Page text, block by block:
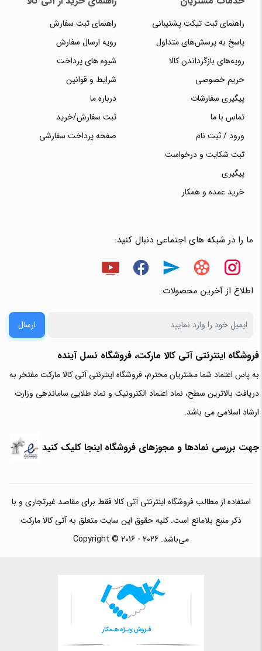
راهنمای ثبت تیکت پشتیبانی
پاسخ به پرسش‌های متداول
رویه‌های بازگرداندن کالا
حریم خصوصی
پیگیری سفارشات
تماس با ما
ورود / ثبت نام
ثبت شکایت و درخواست
پیگیری
خرید عمده و همکار
راهنمای ثبت سفارش
رویه ارسال سفارش
شیوه های پرداخت
شرایط و قوانین
درباره ما
ثبت سفارش/خرید
صفحه پرداخت سفارشی
ما را در شبکه های اجتماعی دنبال کنید:
اطلاع از آخرین محصولات:
ارسال
فروشگاه اینترنتی آتی‌ کالا مارکت، فروشگاه نسل آینده
به پاس اعتماد شما مشتریان محترم، فروشگاه اینترنتی آتی کالا مارکت مفتخر به
دریافت بالاترین سطح، نماد اعتماد الکترونیک و نماد طلایی ساماندهی وزارت
ارشاد اسلامی می باشد.
جهت بررسی نمادها و مجوزهای فروشگاه اینجا کلیک کنید
استفاده از مطالب فروشگاه اینترنتی آتی کالا فقط برای مقاصد غیرتجاری و با
ذکر منبع بلامانع است. کلیه حقوق این سایت متعلق به آتی کالا مارکت
می‌باشد. Copyright © 2016 - 2026